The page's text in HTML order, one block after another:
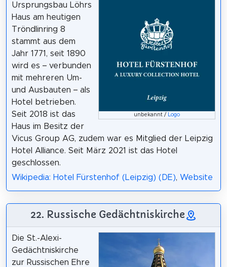
unbekannt / Logo
Ursprungsbau Löhrs
Haus am heutigen
Tröndlinring 8
stammt aus dem
Jahr 1771, seit 1890
wird es – verbunden
mit mehreren Um-
und Ausbauten – als
Hotel betrieben.
Seit 2018 ist das
Haus im Besitz der
Vicus Group AG, zudem war es Mitglied der Leipzig
Hotel Alliance. Seit März 2021 ist das Hotel
geschlossen.
Wikipedia: Hotel Fürstenhof (Leipzig) (DE), Website
22. Russische Gedächtniskirche
Die St.-Alexi-
Gedächtniskirche
zur Russischen Ehre